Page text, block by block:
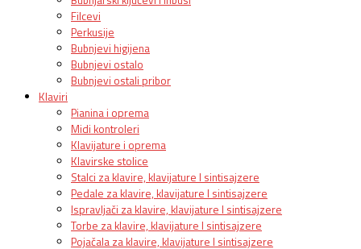
Filcevi
Perkusije
Bubnjevi higijena
Bubnjevi ostalo
Bubnjevi ostali pribor
Klaviri
Pianina i oprema
Midi kontroleri
Klavijature i oprema
Klavirske stolice
Stalci za klavire, klavijature I sintisajzere
Pedale za klavire, klavijature I sintisajzere
Ispravljači za klavire, klavijature I sintisajzere
Torbe za klavire, klavijature I sintisajzere
Pojačala za klavire, klavijature I sintisajzere